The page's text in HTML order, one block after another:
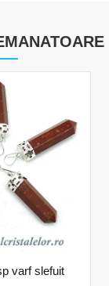
varf slefuit